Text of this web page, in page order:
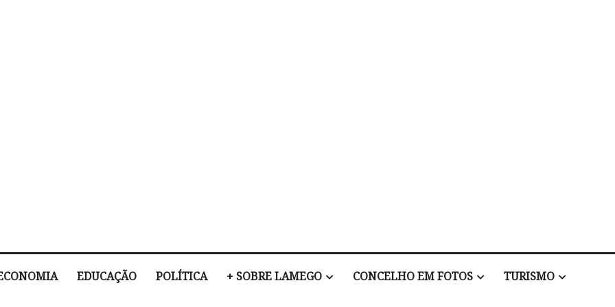
EDUCAÇÃO POLÍTICA + SOBRE LAMEGO CONCELHO EM FOTOS TURISMO